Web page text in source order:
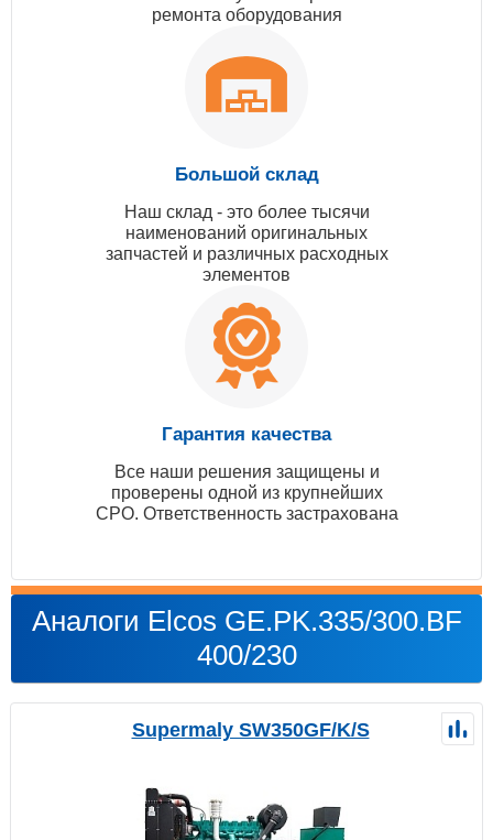
ремонта оборудования
Большой склад
Наш склад - это более тысячи
наименований оригинальных
запчастей и различных расходных
элементов
Гарантия качества
Все наши решения защищены и
проверены одной из крупнейших
СРО. Ответственность застрахована
Аналоги Elcos GE.PK.335/300.BF
400/230
Supermaly SW350GF/K/S